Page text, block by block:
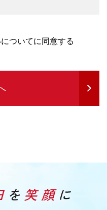
うため
書類などの発送
内等を行うため
は付随する業務を行う
ついてに同意する